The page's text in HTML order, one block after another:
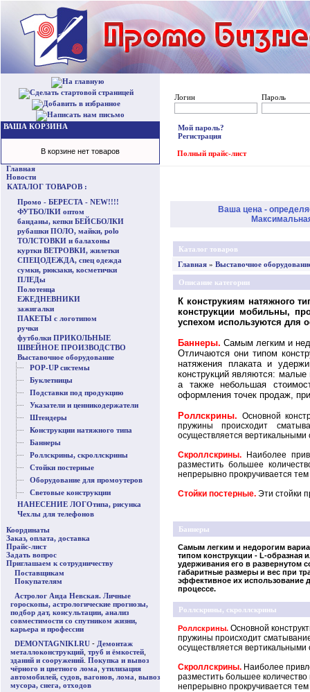
ВАША КОРЗИНА
В корзине нет товаров
Главная
Новости
КАТАЛОГ ТОВАРОВ :
Промо - БЕРЕСТА - NEW!!!!
ФУТБОЛКИ оптом
банданы, кепки БЕЙСБОЛКИ
рубашки ПОЛО, майки, polo
ТОЛСТОВКИ и балахоны
куртки ВЕТРОВКИ, жилетки
СПЕЦОДЕЖДА, спец одежда
сумки, рюкзаки, косметички
ПЛЕДы
Полотенца
ЕЖЕДНЕВНИКИ
зажигалки
ПАКЕТЫ с логотипом
ручки
футболки ПРИКОЛЬНЫЕ
ШВЕЙНОЕ ПРОИЗВОДСТВО
Выставочное оборудование
POP-UP системы
Буклетницы
Подставки под продукцию
Указатели и ценникодержатели
Штендеры
Конструкции натяжного типа
Баннеры
Роллскрины, скроллскрины
Стойки постерные
Оборудование для промоутеров
Световые конструкции
НАНЕСЕНИЕ ЛОГОтипа, рисунка
Чехлы для телефонов
Координаты
Заказ, оплата, доставка
Прайс-лист
Задать вопрос
Приглашаем к сотрудничеству
Поставщикам
Покупателям
Астролог Аида Невская. Личные
гороскопы, астрологические прогнозы,
подбор дат, консультации, анализ
совместимости со спутником жизни,
карьера и профессии
DEMONTAGNIKI.RU - Демонтаж
металлоконструкций труб и ёмкостей
зданий и сооружений Покупка и вывоз
чёрного и цветного лома утилизация
автомобилей, судов, вагонов, лома вывоз
мусора, снега, отходов
Логин Пароль
Мой пароль?
Регистрация
Полный прайс-лист
Ваша цена -
Каталог товаров
Главная » Выставочное
Описание категории
К конструкиям натяжного
конструкции мобильны,
успехом используются для
Баннеры. Самым легким и
Отличаются они типом
натяжения плаката и
конструкций являются: малые
а также небольшая
оформления точек продаж,
Роллскрины. Основной
пружины происходит
осуществляется вертикальными
Скроллскрины. Наиболее
разместить большее
непрерывно прокручивается
Стойки постерные. Эти стойки
Баннеры
Самым легким и недорогим
типом конструкции - L-образная
удерживания его в развернутом
габаритные размеры и вес при
эффективное их использование
процессе.
Роллскрины, скроллскрины
Роллскрины. Основной
пружины происходит
осуществляется вертикальными
Скроллскрины. Наиболее
разместить большее
непрерывно прокручивается